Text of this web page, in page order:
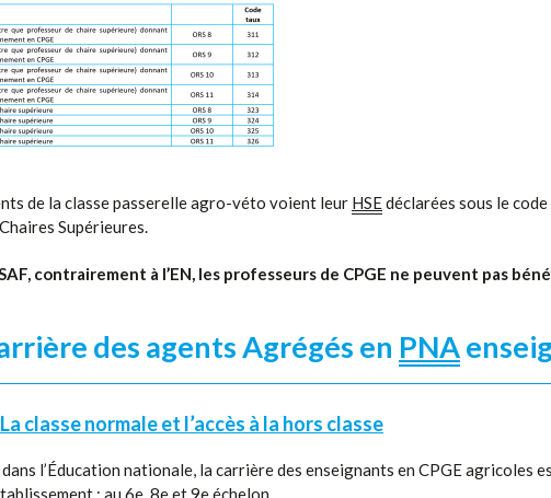
de la classe passerelle agro-véto voient leur HSEdéclarées sous le
Supérieures.
contrairement à l’EN, les professeurs de CPGE ne peuvent pas
des agents Agrégés en PNA
La classe normale et l’accès à la hors classe
dans l’Éducation nationale, la carrière des enseignants en CPGE